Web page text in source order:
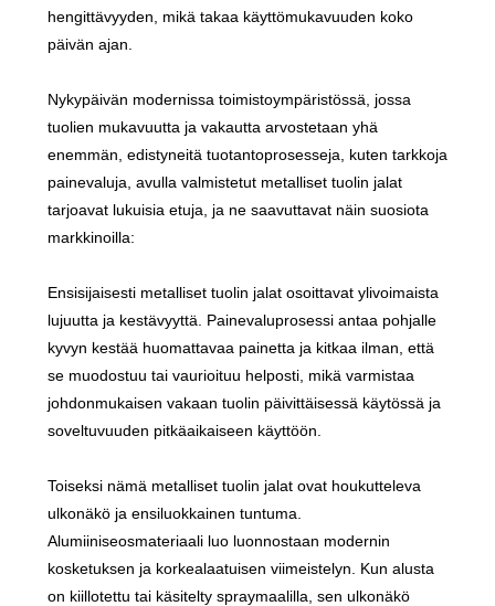
hengittävyyden, mikä takaa käyttömukavuuden koko
päivän ajan.
Nykypäivän modernissa toimistoympäristössä, jossa
tuolien mukavuutta ja vakautta arvostetaan yhä
enemmän, edistyneitä tuotantoprosesseja, kuten tarkkoja
painevaluja, avulla valmistetut metalliset tuolin jalat
tarjoavat lukuisia etuja, ja ne saavuttavat näin suosiota
markkinoilla:
Ensisijaisesti metalliset tuolin jalat osoittavat ylivoimaista
lujuutta ja kestävyyttä. Painevaluprosessi antaa pohjalle
kyvyn kestää huomattavaa painetta ja kitkaa ilman, että
se muodostuu tai vaurioituu helposti, mikä varmistaa
johdonmukaisen vakaan tuolin päivittäisessä käytössä ja
soveltuvuuden pitkäaikaiseen käyttöön.
Toiseksi nämä metalliset tuolin jalat ovat houkutteleva
ulkonäkö ja ensiluokkainen tuntuma.
Alumiiniseosmateriaali luo luonnostaan ​​modernin
kosketuksen ja korkealaatuisen viimeistelyn. Kun alusta
on kiillotettu tai käsitelty spraymaalilla, sen ulkonäkö